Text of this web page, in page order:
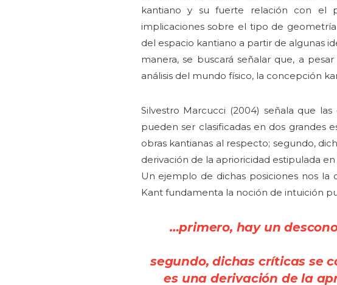
kantiano y su fuerte relación con el
implicaciones sobre el tipo de
del espacio kantiano a partir de algunas
manera, se buscará señalar que, a
análisis del mundo físico, la concepción
Silvestro Marcucci (2004) señala que
pueden ser clasificadas en dos grandes
obras kantianas al respecto; segundo,
derivación de la aprioricidad estipulada
Un ejemplo de dichas posiciones nos la
Kant fundamenta la noción de intuición
…primero, hay un
segundo, dichas críticas se
es una derivación de la